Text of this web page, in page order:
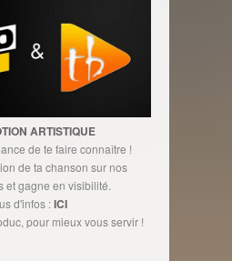
ARTISTIQUE
de te faire connaître !
de ta chanson sur nos
et gagne en visibilité.
d'infos :ICI
pour mieux vous servir !